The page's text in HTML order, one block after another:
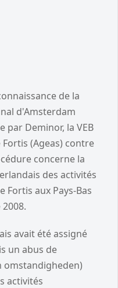
de la
d'Amsterdam
Deminor, la VEB
(Ageas) contre
concerne la
des activités
Fortis aux Pays-Bas
avait été assigné
un abus de
omstandigheden)
activités